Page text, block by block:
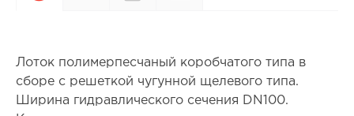
Лоток полимерпесчаный коробчатого типа в
сборе с решеткой чугунной щелевого типа.
Ширина гидравлического сечения DN100.